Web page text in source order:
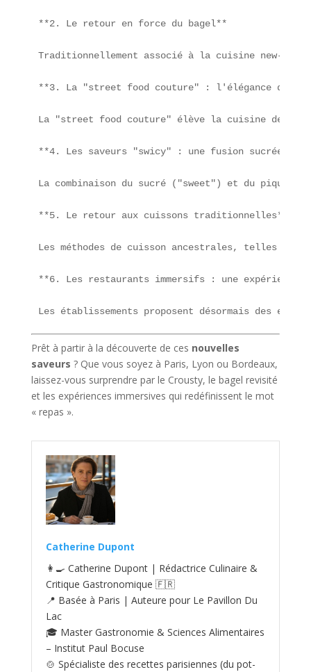
**2. Le retour en force du bagel**
Traditionnellement associé à la cuisine new-
**3. La "street food couture" : l'élégance dans
La "street food couture" élève la cuisine de rue
**4. Les saveurs "swicy" : une fusion sucrée-
La combinaison du sucré ("sweet") et du
**5. Le retour aux cuissons traditionnelles**
Les méthodes de cuisson ancestrales, telles
**6. Les restaurants immersifs : une expérience
Les établissements proposent désormais des
Prêt à partir à la découverte de ces nouvelles
saveurs ? Que vous soyez à Paris, Lyon ou Bordeaux,
laissez-vous surprendre par le Crousty, le bagel revisité
et les expériences immersives qui redéfinissent le mot
« repas ».
Catherine Dupont
👩‍🍳 Catherine Dupont | Rédactrice Culinaire &
Critique Gastronomique 🇫🇷
📍 Basée à Paris | Auteure pour Le Pavillon Du
Lac
🎓 Master Gastronomie & Sciences Alimentaires
– Institut Paul Bocuse
🍲 Spécialiste des recettes parisiennes (du pot-